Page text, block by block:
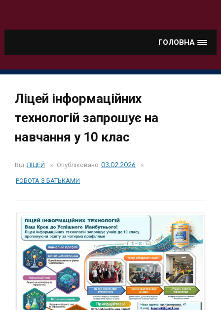
ГОЛОВНА
Ліцей інформаційних
технологій запрошує на
навчання у 10 клас
Від ЛІЦЕЙ Опубліковано 03.02.2026
РОБОТА З БАТЬКАМИ